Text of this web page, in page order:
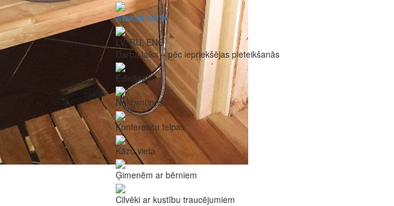
www.senlici.lv
LV, RU, ENG
Darba laiks – pēc iepriekšējas pieteikšanās
Ēdināšana
Naktsmītnes
Konferenču telpas
Kāzu vieta
Ģimenēm ar bērniem
Cilvēki ar kustību traucējumiem